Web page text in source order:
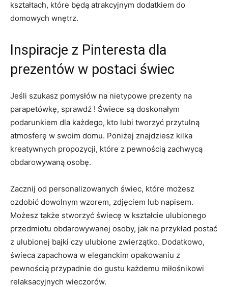
kształtach, ⁢które będą atrakcyjnym⁣ dodatkiem ​do
domowych wnętrz.
Inspiracje z Pinteresta dla
prezentów w postaci świec
Jeśli ‌szukasz pomysłów na nietypowe prezenty na
parapetówkę, ​sprawdź ​! Świece są doskonałym⁢
podarunkiem⁤ dla każdego,⁣ kto lubi tworzyć ⁣przytulną‍
atmosferę w swoim domu. Poniżej‍ znajdziesz kilka
kreatywnych propozycji, które z ​pewnością zachwycą
obdarowywaną osobę.
Zacznij od personalizowanych‌ świec, które możesz
ozdobić dowolnym wzorem, zdjęciem​ lub ‍napisem.
Możesz także stworzyć świecę w kształcie ulubionego
⁣przedmiotu obdarowywanej osoby, jak na ⁢przykład postać
z ulubionej bajki ‌czy​ ulubione ‌zwierzątko. Dodatkowo,
świeca zapachowa⁢ w eleganckim opakowaniu⁣ z
pewnością przypadnie do gustu każdemu miłośnikowi
relaksacyjnych ⁢wieczorów.